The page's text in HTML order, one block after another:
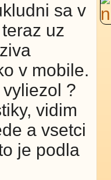
sa v
uz
v mobile.
?
vidim
a vsetci
je podla